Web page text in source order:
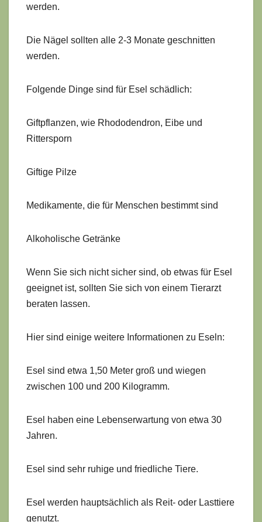
werden.
Die Nägel sollten alle 2-3 Monate geschnitten
werden.
Folgende Dinge sind für Esel schädlich:
Giftpflanzen, wie Rhododendron, Eibe und
Rittersporn
Giftige Pilze
Medikamente, die für Menschen bestimmt sind
Alkoholische Getränke
Wenn Sie sich nicht sicher sind, ob etwas für Esel
geeignet ist, sollten Sie sich von einem Tierarzt
beraten lassen.
Hier sind einige weitere Informationen zu Eseln:
Esel sind etwa 1,50 Meter groß und wiegen
zwischen 100 und 200 Kilogramm.
Esel haben eine Lebenserwartung von etwa 30
Jahren.
Esel sind sehr ruhige und friedliche Tiere.
Esel werden hauptsächlich als Reit- oder Lasttiere
genutzt.